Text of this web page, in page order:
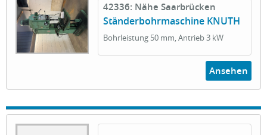
42336: Nähe Saarbrücken
Ständerbohrmaschine KNUTH
Bohrleistung 50 mm, Antrieb 3 kW
Ansehen